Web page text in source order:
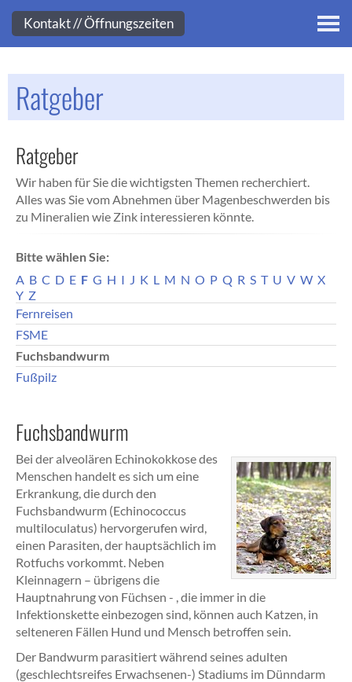
Kontakt
Ratgeber
Ratgeber
Wir haben für Sie die wichtigsten Themen recherchiert.
Alles was Sie vom Abnehmen über Magenbeschwerden bis
zu Mineralien wie Zink interessieren könnte.
Bitte wählen Sie:
A B C D E F G H I J K L M N O P Q R S T U V W X
Y Z
Fernreisen
FSME
Fuchsbandwurm
Fußpilz
Fuchsbandwurm
Bei der alveolären Echinokokkose des
Menschen handelt es sich um eine
Erkrankung, die durch den
Fuchsbandwurm (Echinococcus
multiloculatus) hervorgerufen wird,
einen Parasiten, der hauptsächlich im
Rotfuchs vorkommt. Neben
Kleinnagern – übrigens die
Hauptnahrung von Füchsen - , die immer in die
Infektionskette einbezogen sind, können auch Katzen, in
selteneren Fällen Hund und Mensch betroffen sein.
Der Bandwurm parasitiert während seines adulten
(geschlechtsreifes Erwachsenen-) Stadiums im Dünndarm
Kontakt // Öffnungszeiten